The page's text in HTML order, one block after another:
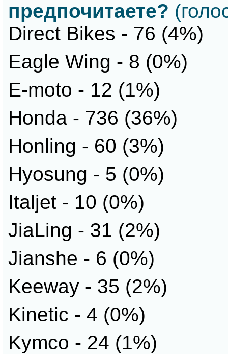
предпочитаете?
Direct Bikes - 76 (4%)
Eagle Wing - 8 (0%)
E-moto - 12 (1%)
Honda - 736 (36%)
Honling - 60 (3%)
Hyosung - 5 (0%)
Italjet - 10 (0%)
JiaLing - 31 (2%)
Jianshe - 6 (0%)
Keeway - 35 (2%)
Kinetic - 4 (0%)
Kymco - 24 (1%)